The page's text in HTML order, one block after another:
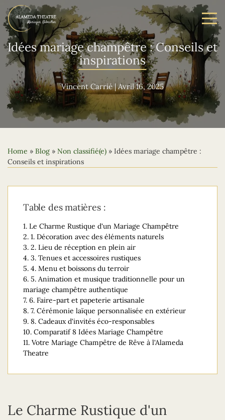
Idées mariage champêtre : Conseils et
inspirations
Vincent Carrié|Avril 16, 2025
Home » Blog » Non classifié(e) » Idées mariage champêtre :
Conseils et inspirations
Table des matières :
1. Le Charme Rustique d'un Mariage Champêtre
2. 1. Décoration avec des éléments naturels
3. 2. Lieu de réception en plein air
4. 3. Tenues et accessoires rustiques
5. 4. Menu et boissons du terroir
6. 5. Animation et musique traditionnelle pour un
mariage champêtre authentique
7. 6. Faire-part et papeterie artisanale
8. 7. Cérémonie laïque personnalisée en extérieur
9. 8. Cadeaux d'invités éco-responsables
10. Comparatif 8 Idées Mariage Champêtre
11. Votre Mariage Champêtre de Rêve à l'Alameda
Theatre
Le Charme Rustique d'un